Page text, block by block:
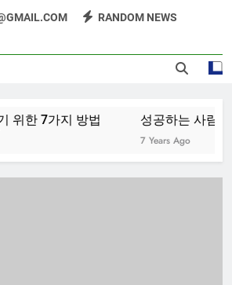
꿀의 놀라운 효능 – 건강을 위
RANDOM NEWS
위한 7가지 방법 성공하는 사람들
7 Years Ago